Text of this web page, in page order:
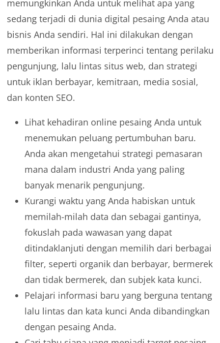
memungkinkan Anda untuk melihat apa yang
sedang terjadi di dunia digital pesaing Anda atau
bisnis Anda sendiri. Hal ini dilakukan dengan
memberikan informasi terperinci tentang perilaku
pengunjung, lalu lintas situs web, dan strategi
untuk iklan berbayar, kemitraan, media sosial,
dan konten SEO.
Lihat kehadiran online pesaing Anda untuk
menemukan peluang pertumbuhan baru.
Anda akan mengetahui strategi pemasaran
mana dalam industri Anda yang paling
banyak menarik pengunjung.
Kurangi waktu yang Anda habiskan untuk
memilah-milah data dan sebagai gantinya,
fokuslah pada wawasan yang dapat
ditindaklanjuti dengan memilih dari berbagai
filter, seperti organik dan berbayar, bermerek
dan tidak bermerek, dan subjek kata kunci.
Pelajari informasi baru yang berguna tentang
lalu lintas dan kata kunci Anda dibandingkan
dengan pesaing Anda.